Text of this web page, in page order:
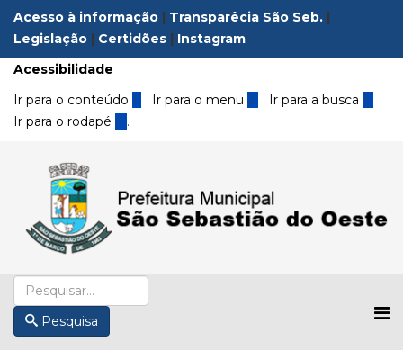
Acesso à informação | Transparêcia São Seb. |
Legislação | Certidões | Instagram
Acessibilidade
Ir para o conteúdo 1 Ir para o menu 2 Ir para a busca3
Ir para o rodapé 4 .
Pesquisa